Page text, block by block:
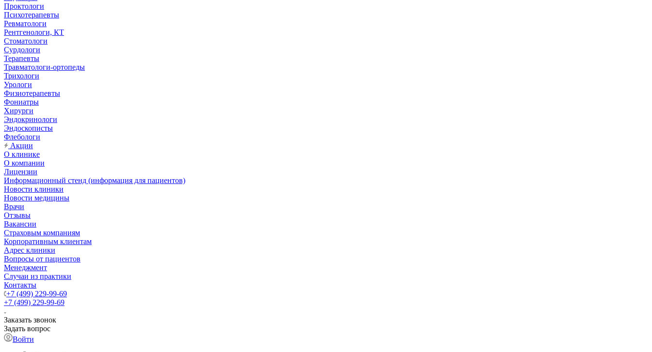
Проктологи
Психотерапевты
Ревматологи
Рентгенологи, КТ
Стоматологи
Сурдологи
Терапевты
Травматологи-ортопеды
Трихологи
Урологи
Физиотерапевты
Фониатры
Хирурги
Эндокринологи
Эндоскописты
Флебологи
Акции
О клинике
О компании
Лицензии
Информационный стенд (информация для пациентов)
Новости клиники
Новости медицины
Врачи
Отзывы
Вакансии
Страховым компаниям
Корпоративным клиентам
Адрес клиники
Вопросы от пациентов
Менеджмент
Случаи из практики
Контакты
+7 (499) 229-99-69
+7 (499) 229-99-69
Заказать звонок
Задать вопрос
Войти